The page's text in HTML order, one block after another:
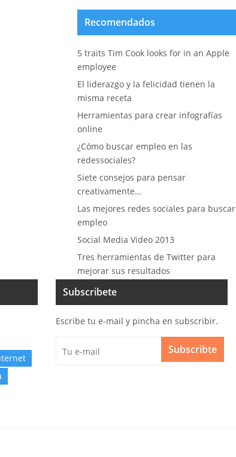
Recomendados
5 traits Tim Cook looks for in an Apple
employee
El liderazgo y la felicidad tienen la
misma receta
Herramientas para crear infografías
online
¿Cómo buscar empleo en las
redessociales?
Siete consejos para pensar
creativamente…
Las mejores redes sociales para buscar
empleo
Social Media Video 2013
Tres herramientas de Twitter para
mejorar sus resultados
Subscribete
Escribe tu e-mail y pincha en subscribir.
Subscribte